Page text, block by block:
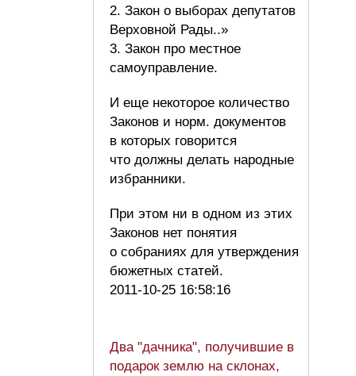
2. Закон о выборах депутатов
Верховной Рады..»
3. Закон про местное
самоуправление.
И еще некоторое количество
Законов и норм. документов
в которых говорится
что должны делать народные
избранники.
При этом ни в одном из этих
Законов нет понятия
о собраниях для утверждения
бюжетных статей.
2011-10-25 16:58:16
Два "дачника", получившие в
подарок землю на склонах,